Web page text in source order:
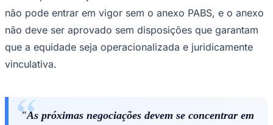
não pode entrar em vigor sem o anexo PABS, e o anexo
não deve ser aprovado sem disposições que garantam
que a equidade seja operacionalizada e juridicamente
vinculativa.
"As próximas negociações devem se concentrar em